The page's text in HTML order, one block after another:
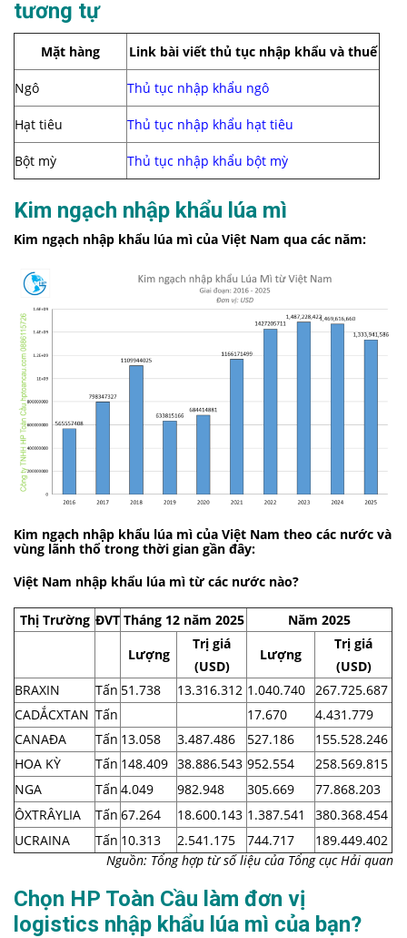
tương tự
Mặt hàng Link bài viết thủ tục nhập khẩu và thuế
Ngô Thủ tục nhập khẩu ngô
Hạt tiêu Thủ tục nhập khẩu hạt tiêu
Bột mỳ Thủ tục nhập khẩu bột mỳ
Kim ngạch nhập khẩu lúa mì
Kim ngạch nhập khẩu lúa mì của Việt Nam qua các năm:
Kim ngạch nhập khẩu lúa mì của Việt Nam theo các nước và
vùng lãnh thổ trong thời gian gần đây:
Việt Nam nhập khẩu lúa mì từ các nước nào?
Thị Trường ĐVT Tháng 12 năm 2025
Năm 2025
Lượng
Trị giá
(USD)
Lượng
Trị giá
(USD)
BRAXIN
Tấn 51.738 13.316.312 1.040.740
267.725.687
CADẮCXTAN Tấn 17.670
4.431.779
CANAĐA
Tấn 13.058 3.487.486 527.186
155.528.246
HOA KỲ
Tấn 148.409 38.886.543 952.554
258.569.815
NGA
Tấn 4.049 982.948 305.669
77.868.203
ÔXTRÂYLIA
Tấn 67.264 18.600.143 1.387.541
380.368.454
UCRAINA
Tấn 10.313 2.541.175 744.717
189.449.402
Nguồn: Tổng hợp từ số liệu của Tổng cục Hải quan
Chọn HP Toàn Cầu làm đơn vị
logistics nhập khẩu lúa mì của bạn?